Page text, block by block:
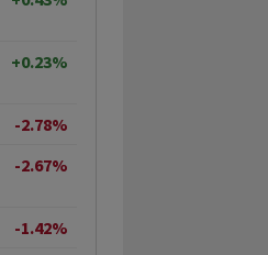
+0.23%
-2.78%
-2.67%
-1.42%